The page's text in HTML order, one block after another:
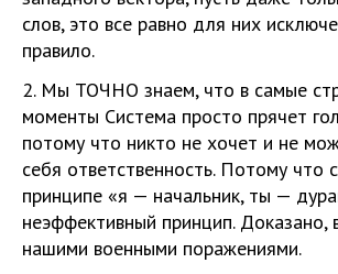
слов, это все равно для них
правило.
2. Мы ТОЧНО знаем, что в самые
моменты Система просто прячет
потому что никто не хочет и не
себя ответственность. Потому что
принципе «я — начальник, ты —
неэффективный принцип. Доказано,
нашими военными поражениями.